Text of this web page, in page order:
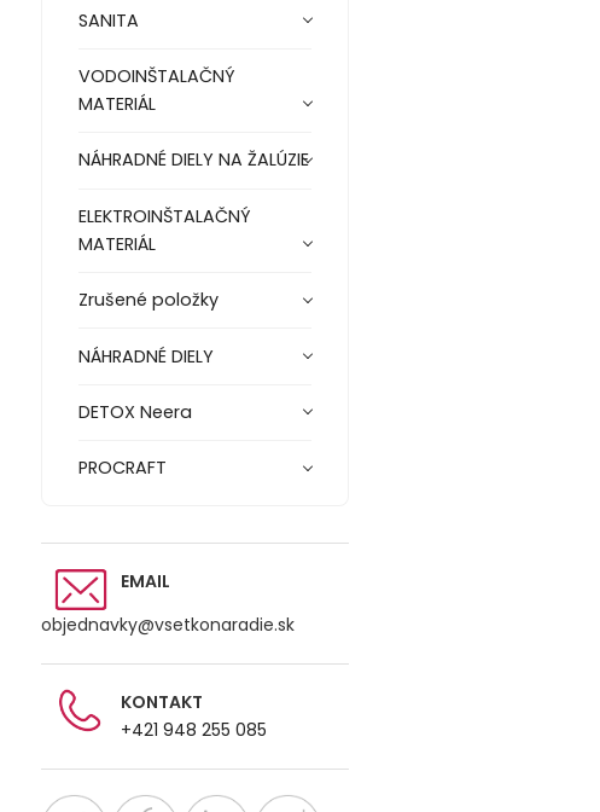
SANITA
VODOINŠTALAČNÝ
MATERIÁL
NÁHRADNÉ DIELY NA ŽALÚZIE
ELEKTROINŠTALAČNÝ
MATERIÁL
Zrušené položky
NÁHRADNÉ DIELY
DETOX Neera
PROCRAFT
EMAIL
objednavky@vsetkonaradie.sk
KONTAKT
+421 948 255 085